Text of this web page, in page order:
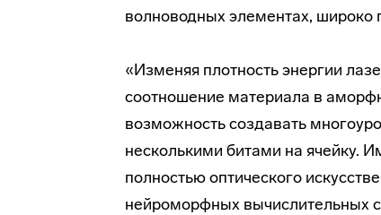
волноводных элементах, широко
«Изменяя плотность энергии
соотношение материала в
возможность создавать
несколькими битами на ячейку.
полностью оптического
нейроморфных вычислительных